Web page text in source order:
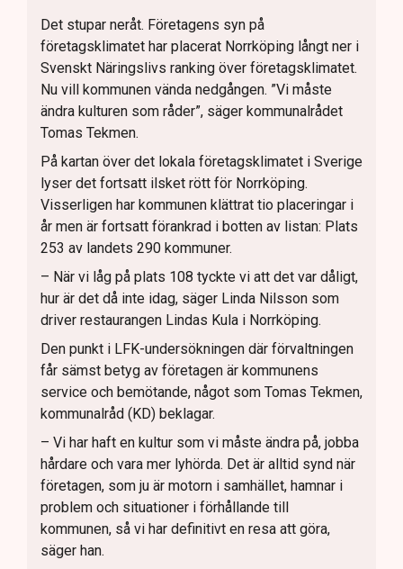
Det stupar neråt. Företagens syn på
företagsklimatet har placerat Norrköping långt ner i
Svenskt Näringslivs ranking över företagsklimatet.
Nu vill kommunen vända nedgången. ”Vi måste
ändra kulturen som råder”, säger kommunalrådet
Tomas Tekmen.
På kartan över det lokala företagsklimatet i Sverige
lyser det fortsatt ilsket rött för Norrköping.
Visserligen har kommunen klättrat tio placeringar i
år men är fortsatt förankrad i botten av listan: Plats
253 av landets 290 kommuner.
– När vi låg på plats 108 tyckte vi att det var dåligt,
hur är det då inte idag, säger Linda Nilsson som
driver restaurangen Lindas Kula i Norrköping.
Den punkt i LFK-undersökningen där förvaltningen
får sämst betyg av företagen är kommunens
service och bemötande, något som Tomas Tekmen,
kommunalråd (KD) beklagar.
– Vi har haft en kultur som vi måste ändra på, jobba
hårdare och vara mer lyhörda. Det är alltid synd när
företagen, som ju är motorn i samhället, hamnar i
problem och situationer i förhållande till
kommunen, så vi har definitivt en resa att göra,
säger han.